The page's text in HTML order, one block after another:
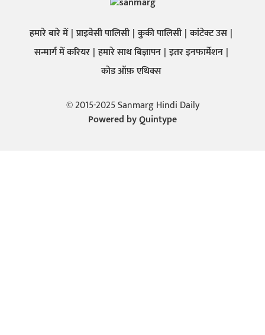
हमारे बारे में प्राइवेसी पालिसी कुकी पालिसी कांटेक्ट उस
सन्मार्ग में करियर हमारे साथ बिज्ञापन इतर इनफार्मेशन
कोड ऑफ़ एथिक्स
© 2015-2025 Sanmarg Hindi Daily
Powered byQuintype